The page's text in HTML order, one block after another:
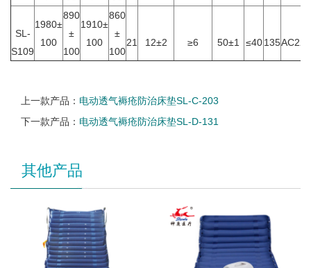
SL-
S109
1980±
100
890
±
100
1910±
100
860
±
100
21 12±2 ≥6 50±1 ≤40 135
上一款产品： 电动透气褥疮防治床垫SL-C-203
下一款产品： 电动透气褥疮防治床垫SL-D-131
其他产品